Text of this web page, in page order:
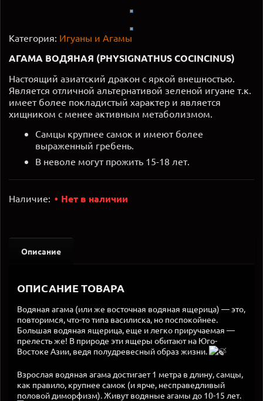
Категория: Игуаны и Агамы
АГАМА ВОДЯНАЯ (PHYSIGNATHUS COCINCINUS)
Настоящий азиатский дракон с яркой внешностью.
Является отличной альтернативой зеленой игуане т.к.
имеет более покладистый характер и является
хищником с менее активным метаболизмом.
Самцы крупнее самок и имеют более
выраженный гребень.
В неволе могут прожить 15-18 лет.
Наличие: Нет в наличии
Описание
ОПИСАНИЕ ТОВАРА
Водяная агама (или же восточная водяная ящерица) — это,
повторимся, что-то типа василиска, но поспокойнее.
Большая водяная ящерица, еще и легко приручаемая —
прелесть же! В природе эти ящеры обитают на Юго-
Востоке Азии, ведя полудревесный образ жизни.
Взрослая водяная агама достигает 1 метра в длину, самцы,
как правило, крупнее самок (и ярче, несправедливый
половой диморфизм). Живут водяные агамы до 10-15 лет.